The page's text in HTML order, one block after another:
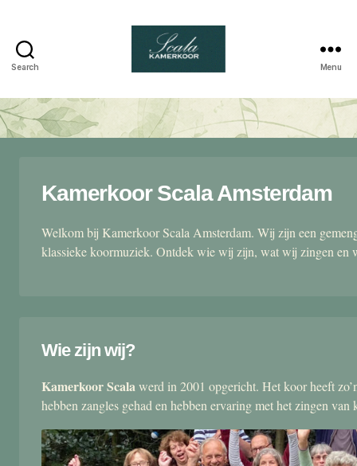
Search
kamerkoor
Menu
Kamerkoor Scala Amsterdam
Welkom bij Kamerkoor Scala Amsterdam. Wij zijn een
klassieke koormuziek. Ontdek wie wij zijn, wat wij zingen en
Wie zijn wij?
Kamerkoor Scalawerd in 2001 opgericht. Het koor heeft
hebben zangles gehad en hebben ervaring met het zingen van